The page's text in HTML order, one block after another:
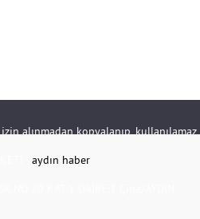
alınmadan kopyalanıp, kullanılamaz.
aydın haber